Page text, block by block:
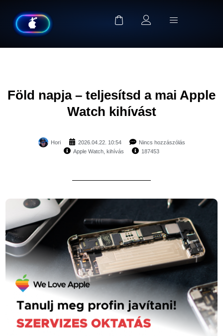
Föld napja – teljesítsd a mai Apple
Watch kihívást
Hori 2026.04.22. 10:54
Nincs hozzászólás
Apple Watch kihívás 187453